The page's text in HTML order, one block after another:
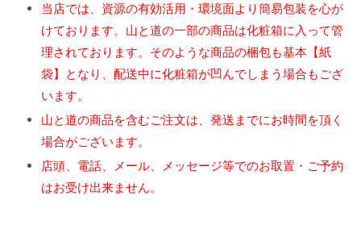
当店では、資源の有効活用・環境面より簡易包装を心が
けております。山と道の一部の商品は化粧箱に入って管
理されております。そのような商品の梱包も基本【紙
袋】となり、配送中に化粧箱が凹んでしまう場合もござ
います。
山と道の商品を含むご注文は、発送までにお時間を頂く
場合がございます。
店頭、電話、メール、メッセージ等でのお取置・ご予約
はお受け出来ません。